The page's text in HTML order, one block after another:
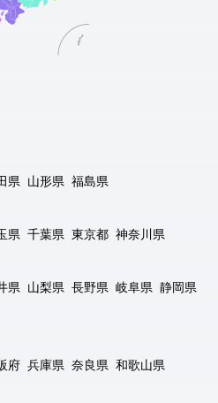
県 山形県 福島県
県 千葉県 東京都 神奈川県
県 山梨県 長野県 岐阜県 静岡県
府 兵庫県 奈良県 和歌山県